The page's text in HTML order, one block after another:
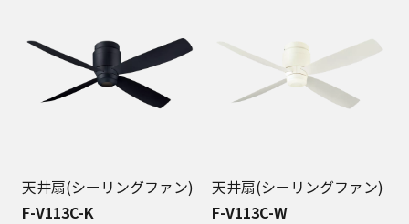
天井扇(シーリングファン)
F-V113C-K
天井扇(シーリングファン)
F-V113C-W